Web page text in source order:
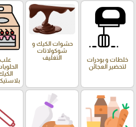
خلطات و بودرات
لتحضير العجائن
حشوات الكيك و
شوكولاتات
التغليف